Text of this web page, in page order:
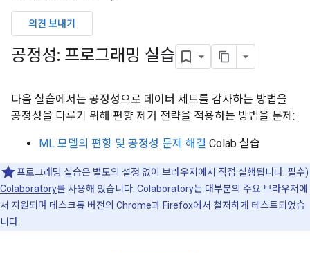
의견 보내기
공정성: 프로그래밍 실습
다음 실습에서는 공정성으로 데이터 세트를 감사하는 방법을
공정성을 다루기 위해 편향 제거 전략을 적용하는 방법을 문제:
ML 모델의 편향 및 공정성 문제 해결 Colab 실습
프로그래밍 실습은 별도의 설정 없이 브라우저에서 직접 실행됩니다. 필수)
Colaboratory를 사용해 있습니다. Colaboratory는 대부분의 주요 브라우저에
서 지원되며 데스크톱 버전의 Chrome과 Firefox에서 철저하게 테스트되었습
니다.